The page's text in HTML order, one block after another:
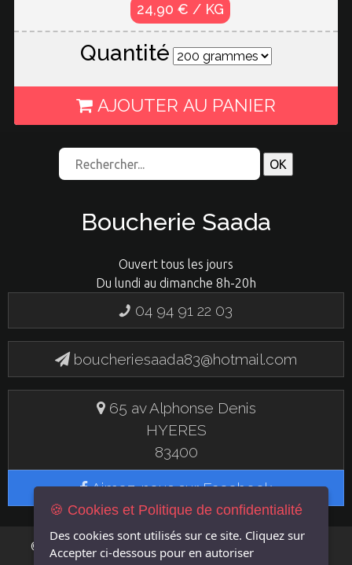
24,90 € / KG
Quantité
AJOUTER AU PANIER
Boucherie Saada
Ouvert tous les jours
Du lundi au dimanche 8h-20h
04 94 91 22 03
boucheriesaada83@hotmail.com
65 av Alphonse Denis
HYERES
83400
Aimez-nous sur Facebook
© 2019 BOUCHERIE SAADA - UN SITE FLASH EN
🍪 Cookies et Politique de confidentialité
Des cookies sont utilisés sur ce site. Cliquez sur
Accepter ci-dessous pour en autoriser